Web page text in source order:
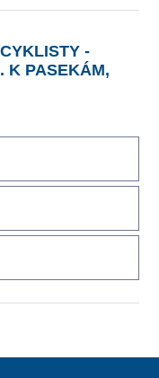
-
K PASEKÁM,